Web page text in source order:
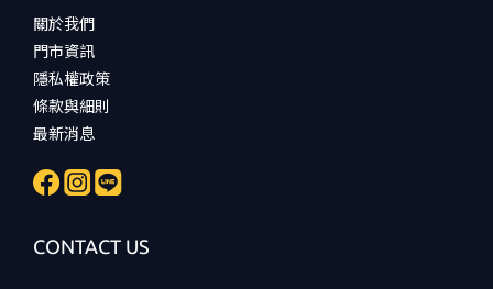
關於我們
門市資訊
隱私權政策
條款與細則
最新消息
CONTACT US